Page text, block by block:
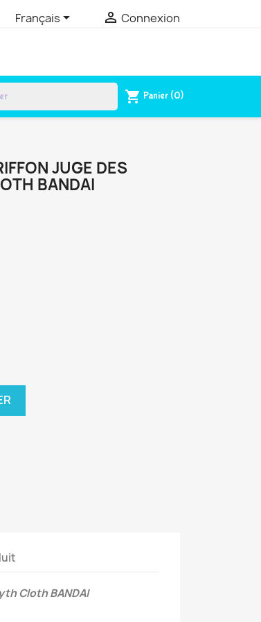
Français  Connexion
shopping_cart Panier (0)
JUGE DES
BANDAI
Cloth BANDAI